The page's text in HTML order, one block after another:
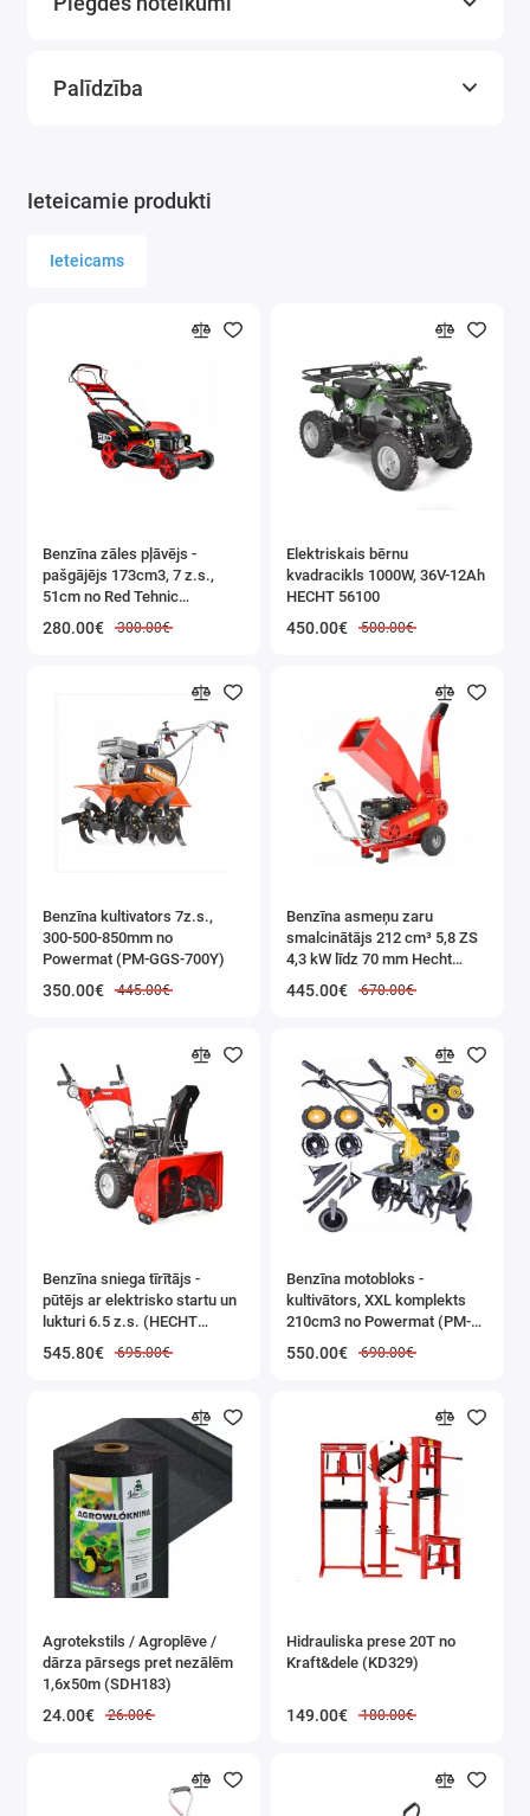
brīvību darbības laikā
Putekļu nosūkšanas šļūtene
1/4" gaisa savienojuma gals
4x 120 graudu smilšpapīrs
4x 80 graudu smilšpapīrs
APRAKSTS:
Orbitālās slīpmašīnas tiek izmantotas gan
ekscentriskā kustība nodrošina vienmērīgu
virsmas apstrādi un noņem putekļus ārpus darba
diska. Pēc 1 metra garās elastīgās šļūtenes
iekļautajā putekļu maisiņā vai izsūkt ar
rūpniecisko putekļsūcēju. Ierīce ir paredzēta
sausai darbībai.
Palīdzība
Ieteicamie produkti
Ieteicams
Benzīna zāles pļāvējs -
pašgājējs 173cm3, 7 z.s.,
51cm no Red Tehnic
280.00€ 300.00€
Elektriskais bērnu
kvadracikls 1000W, 36V-12Ah
HECHT 56100
450.00€ 500.00€
Benzīna kultivators 7z.s.,
300-500-850mm no
Powermat (PM-GGS-700Y)
350.00€ 445.00€
Benzīna asmeņu zaru
smalcinātājs 212 cm³ 5,8 ZS
4,3 kW līdz 70 mm Hecht
445.00€ 670.00€
Benzīna sniega tīrītājs -
pūtējs ar elektrisko startu un
lukturi 6.5 z.s. (HECHT
545.80€ 695.00€
Benzīna motobloks -
kultivātors, XXL komplekts
210cm3 no Powermat (PM-
550.00€ 690.00€
Agrotekstils / Agroplēve /
dārza pārsegs pret nezālēm
1,6x50m (SDH183)
24.00€ 26.00€
Hidrauliska prese 20T no
Kraft&dele (KD329)
149.00€ 180.00€